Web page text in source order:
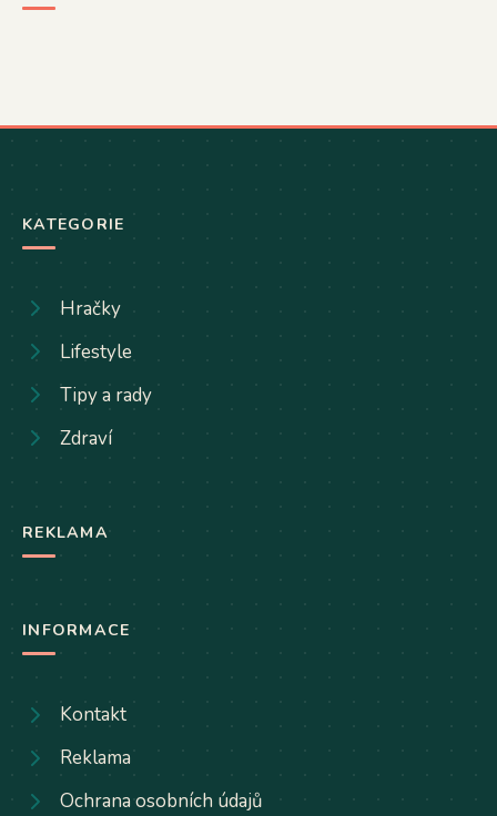
KATEGORIE
Hračky
Lifestyle
Tipy a rady
Zdraví
REKLAMA
INFORMACE
Kontakt
Reklama
Ochrana osobních údajů